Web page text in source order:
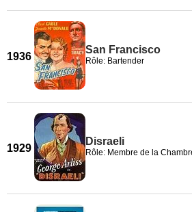
1936
San Francisco
Rôle: Bartender
1929
Disraeli
Rôle: Membre de la